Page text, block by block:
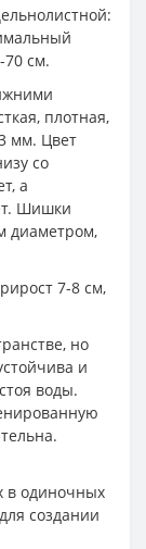
70 см.
плотная,
мм. Цвет
со
а
Шишки
диаметром,
7-8 см,
но
и
воды.
в одиночных
создании